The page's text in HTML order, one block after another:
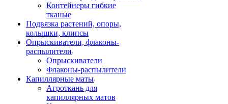
Контейнеры гибкие
тканые
Подвязка растений, опоры,
колышки, клипсы
Опрыскиватели, флаконы-
распылители
Опрыскиватели
Флаконы-распылители
Капиллярные маты
Агроткань для
капиллярных матов